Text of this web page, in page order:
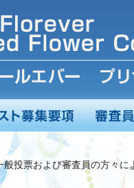
般投票および審査員の方々